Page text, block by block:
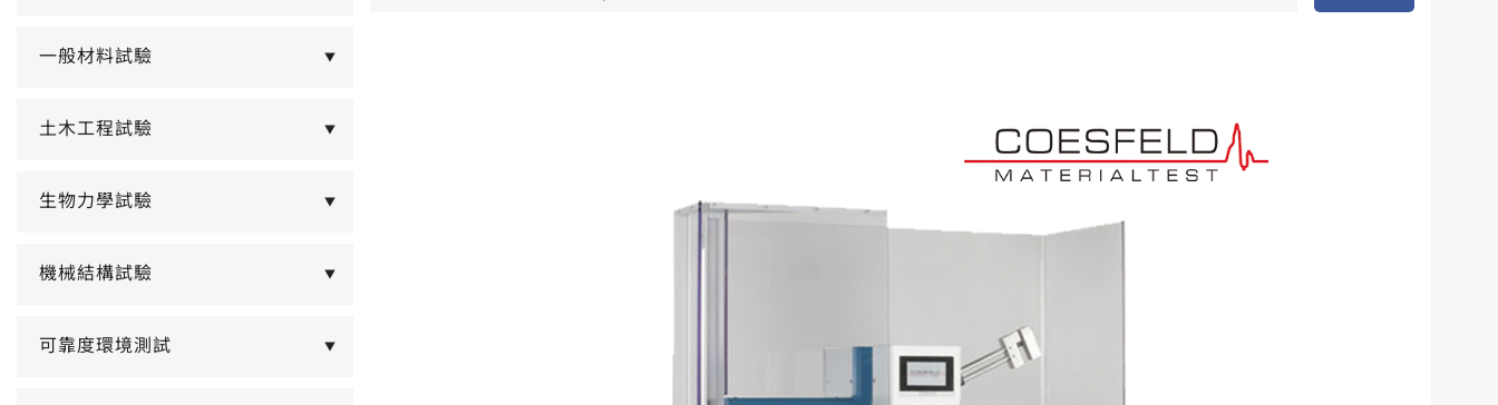
一般材料試驗 ▼
土木工程試驗 ▼
生物力學試驗 ▼
機械結構試驗 ▼
可靠度環境測試 ▼